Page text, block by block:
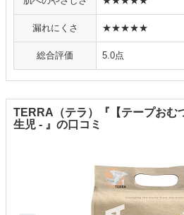
漏れにくさ ★★★★★
総合評価 5.0点
TERRA（テラ）『【テープおむ
生児 - 』の口コミ